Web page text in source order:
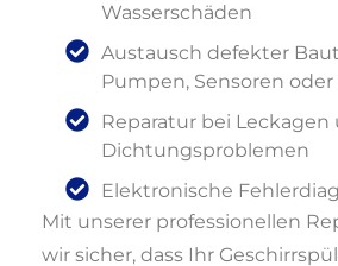
Wasserschäden
Austausch defekter
Pumpen, Sensoren
Reparatur bei Leckagen
Dichtungsproblemen
Elektronische
Mit unserer professionellen
wir sicher, dass Ihr